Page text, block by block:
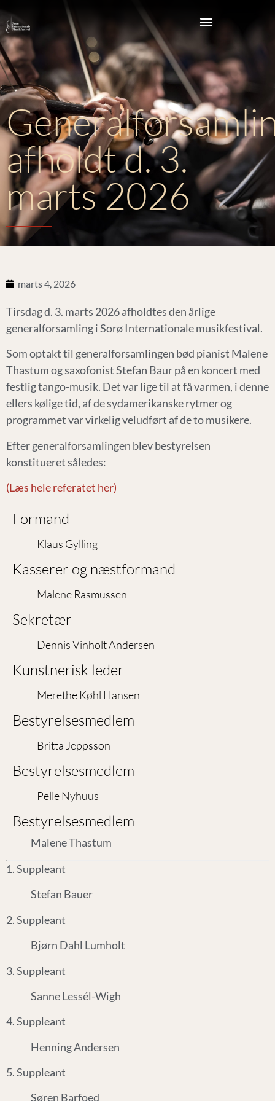
afholdt d. 3.
marts 2026
marts 4, 2026
Tirsdag d. 3. marts 2026 afholdtes den årlige
generalforsamling i Sorø Internationale musikfestival.
Som optakt til generalforsamlingen bød pianist Malene
Thastum og saxofonist Stefan Baur på en koncert med
festlig tango-musik. Det var lige til at få varmen, i denne
ellers kølige tid, af de sydamerikanske rytmer og
programmet var virkelig veludført af de to musikere.
Efter generalforsamlingen blev bestyrelsen
konstitueret således:
(Læs hele referatet her)
Formand
Klaus Gylling
Kasserer og næstformand
Malene Rasmussen
Sekretær
Dennis Vinholt Andersen
Kunstnerisk leder
Merethe Køhl Hansen
Bestyrelsesmedlem
Britta Jeppsson
Bestyrelsesmedlem
Pelle Nyhuus
Bestyrelsesmedlem
Malene Thastum
1. Suppleant
Stefan Bauer
2. Suppleant
Bjørn Dahl Lumholt
3. Suppleant
Sanne Lessél-Wigh
4. Suppleant
Henning Andersen
5. Suppleant
Søren Barfoed